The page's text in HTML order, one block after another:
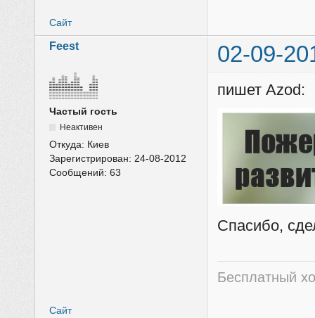
Сайт
Feest 02-09-
Частый гость
Неактивен
Откуда: Киев
Зарегистрирован:24-08-2012
Сообщений:63
пишет Azod:
Спасибо,
Бесплатный
Сайт